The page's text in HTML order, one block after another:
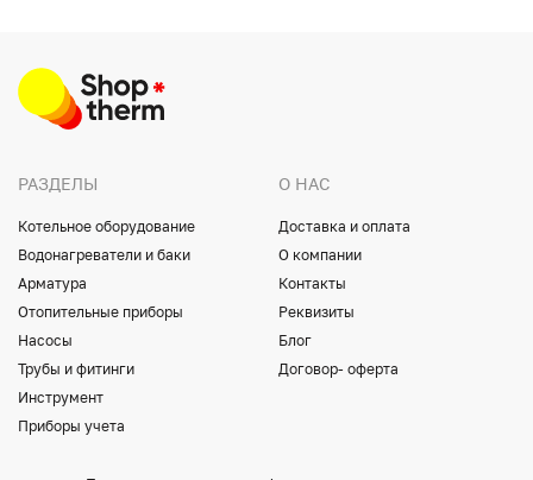
РАЗДЕЛЫ
Котельное оборудование
Водонагреватели и баки
Арматура
Отопительные приборы
Насосы
Трубы и фитинги
Инструмент
Приборы учета
О НАС
Доставка и оплата
О компании
Контакты
Реквизиты
Блог
Договор- оферта